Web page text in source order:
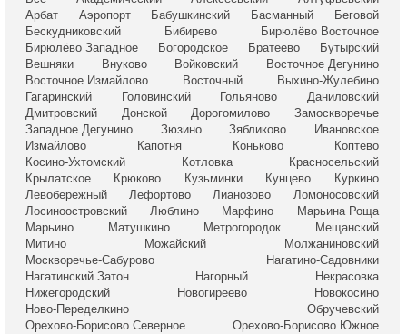
Арбат
Аэропорт Бабушкинский Басманный
Беговой
Бескудниковский
Бибирево
Бирюлёво Восточное
Бирюлёво Западное
Богородское Братеево
Бутырский
Вешняки
Внуково Войковский
Восточное Дегунино
Восточное Измайлово
Восточный
Выхино-Жулебино
Гагаринский
Головинский Гольяново
Даниловский
Дмитровский
Донской Дорогомилово
Замоскворечье
Западное Дегунино
Зюзино Зябликово
Ивановское
Измайлово
Капотня Коньково
Коптево
Косино-Ухтомский
Котловка
Красносельский
Крылатское
Крюково Кузьминки Кунцево
Куркино
Левобережный
Лефортово Лианозово
Ломоносовский
Лосиноостровский
Люблино Марфино
Марьина Роща
Марьино
Матушкино Метрогородок
Мещанский
Митино
Можайский
Молжаниновский
Москворечье-Сабурово
Нагатино-Садовники
Нагатинский Затон
Нагорный
Некрасовка
Нижегородский
Новогиреево
Новокосино
Ново-Переделкино
Обручевский
Орехово-Борисово Северное
Орехово-Борисово Южное